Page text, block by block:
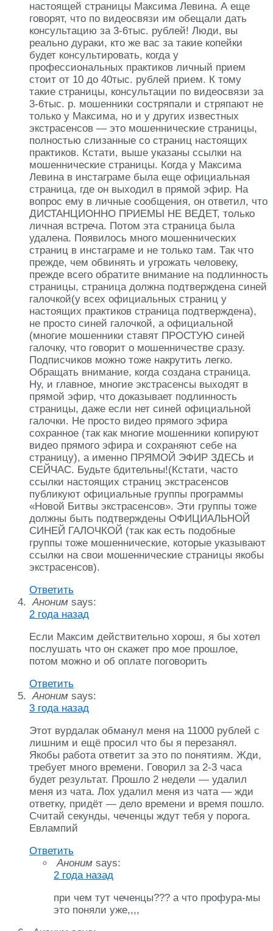
настоящей страницы Максима Левина. А еще
говорят, что по видеосвязи им обещали дать
консультацию за 3-6тыс. рублей! Люди, вы
реально дураки, кто же вас за такие копейки
будет консультировать, когда у
профессиональных практиков личный прием
стоит от 10 до 40тыс. рублей прием. К тому
такие страницы, консультации по видеосвязи за
3-6тыс. р. мошенники состряпали и стряпают не
только у Максима, но и у других известных
экстрасенсов — это мошеннические страницы,
полностью слизанные со страниц настоящих
практиков. Кстати, выше указаны ссылки на
мошеннические страницы. Когда у Максима
Левина в инстаграме была еще официальная
страница, где он выходил в прямой эфир. На
вопрос ему в личные сообщения, он ответил, что
ДИСТАНЦИОННО ПРИЕМЫ НЕ ВЕДЕТ, только
личная встреча. Потом эта страница была
удалена. Появилось много мошеннических
страниц в инстаграме и не только там. Так что
прежде, чем обвинять и угрожать человеку,
прежде всего обратите внимание на подлинность
страницы, страница должна подтверждена синей
галочкой(у всех официальных страниц у
настоящих практиков страница подтверждена),
не просто синей галочкой, а официальной
(многие мошенники ставят ПРОСТУЮ синей
галочку, что говорит о мошенничестве сразу.
Подписчиков можно тоже накрутить легко.
Обращать внимание, когда создана страница.
Ну, и главное, многие экстрасенсы выходят в
прямой эфир, что доказывает подлинность
страницы, даже если нет синей официальной
галочки. Не просто видео прямого эфира
сохранное (так как многие мошенники копируют
видео прямого эфира и сохраняют себе на
страницу), а именно ПРЯМОЙ ЭФИР ЗДЕСЬ и
СЕЙЧАС. Будьте бдительны!(Кстати, часто
ссылки настоящих страниц экстрасенсов
публикуют официальные группы программы
«Новой Битвы экстрасенсов». Эти группы тоже
должны быть подтверждены ОФИЦИАЛЬНОЙ
СИНЕЙ ГАЛОЧКОЙ (так как есть подобные
группы тоже мошеннические, которые указывают
ссылки на свои мошеннические страницы якобы
экстрасенсов).
Ответить
Аноним says:
2 года назад
Если Максим действительно хорош, я бы хотел
послушать что он скажет про мое прошлое,
потом можно и об оплате поговорить
Ответить
Аноним says:
3 года назад
Этот вурдалак обманул меня на 11000 рублей с
лишним и ещё просил что бы я перезанял.
Якобы работа ответит за это по понятиям. Жди,
требует много времени. Говорил за 2-3 часа
будет результат. Прошло 2 недели — удалил
меня из чата. Лох удалил меня из чата — жди
ответку, придёт — дело времени и время пошло.
Считай секунды, чеченцы ждут тебя у порога.
Евлампий
Ответить
Аноним says:
2 года назад
при чем тут чеченцы??? а что профура-мы
это поняли уже,,,,